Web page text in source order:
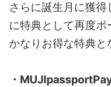
さらに誕生月に獲得
に特典として再度ボ
かなりお得な特典と
・